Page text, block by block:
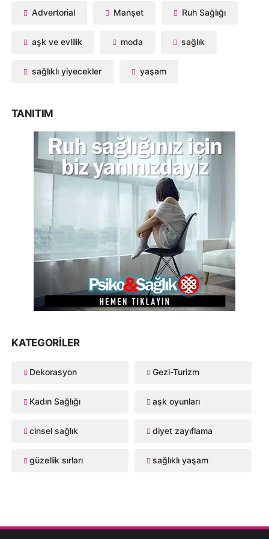
Advertorial Manşet Ruh Sağlığı
aşk ve evlilik moda sağlık
sağlıklı yiyecekler yaşam
TANITIM
KATEGORILER
Dekorasyon Gezi-Turizm
Kadın Sağlığı aşk oyunları
cinsel sağlık diyet zayıflama
güzellik sırları sağlıklı yaşam